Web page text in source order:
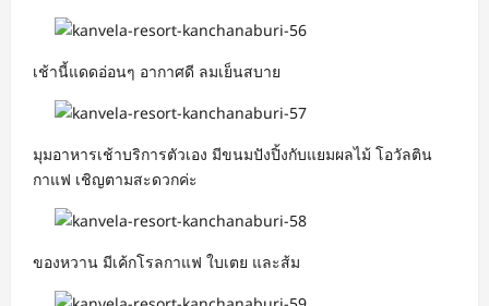
เช้านี้แดดอ่อนๆ อากาศดี ลมเย็นสบาย
มุมอาหารเช้าบริการตัวเอง มีขนมปังปิ้งกับแยมผลไม้ โอวัลติน
กาแฟ เชิญตามสะดวกค่ะ
ของหวาน มีเค้กโรลกาแฟ ใบเตย และส้ม